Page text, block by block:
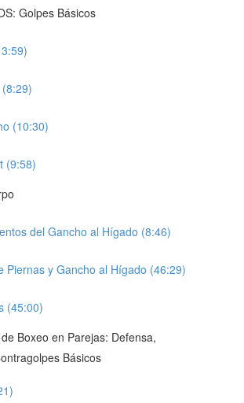
Golpes Básicos
(10:30)
(9:58)
del Gancho al Hígado (8:46)
Piernas y Gancho al Hígado (46:29)
(45:00)
Boxeo en Parejas: Defensa,
Básicos